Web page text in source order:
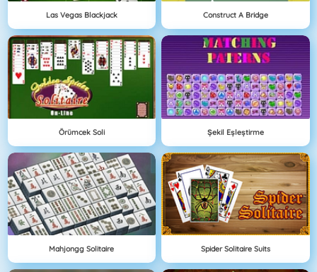
Las Vegas Blackjack Construct A Bridge
Örümcek Soli Şekil Eşleştirme
Mahjongg Solitaire Spider Solitaire Suits